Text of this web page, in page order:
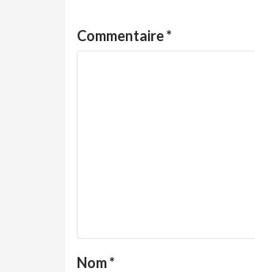
Commentaire*
Nom*